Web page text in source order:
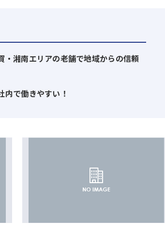
ルアップ支援があり、教育に力をいれていま
受講を推奨しています。
・湘南エリアの老舗で地域からの信頼
内で働きやすい！